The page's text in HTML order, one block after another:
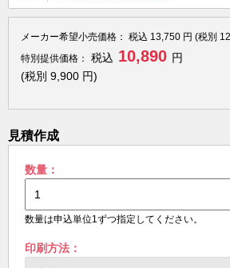
メーカー希望小売価格： 税込 13,750 円 (税別
特別提供価格：
税込 10,890 円
(税別 9,900 円)
見積作成
数量：
数量は申込単位1ずつ指定してください。
印刷方法：